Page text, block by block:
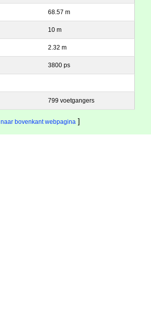
68.57 m
10 m
2.32 m
3800 ps
799 voetgangers
naar bovenkant webpagina ]